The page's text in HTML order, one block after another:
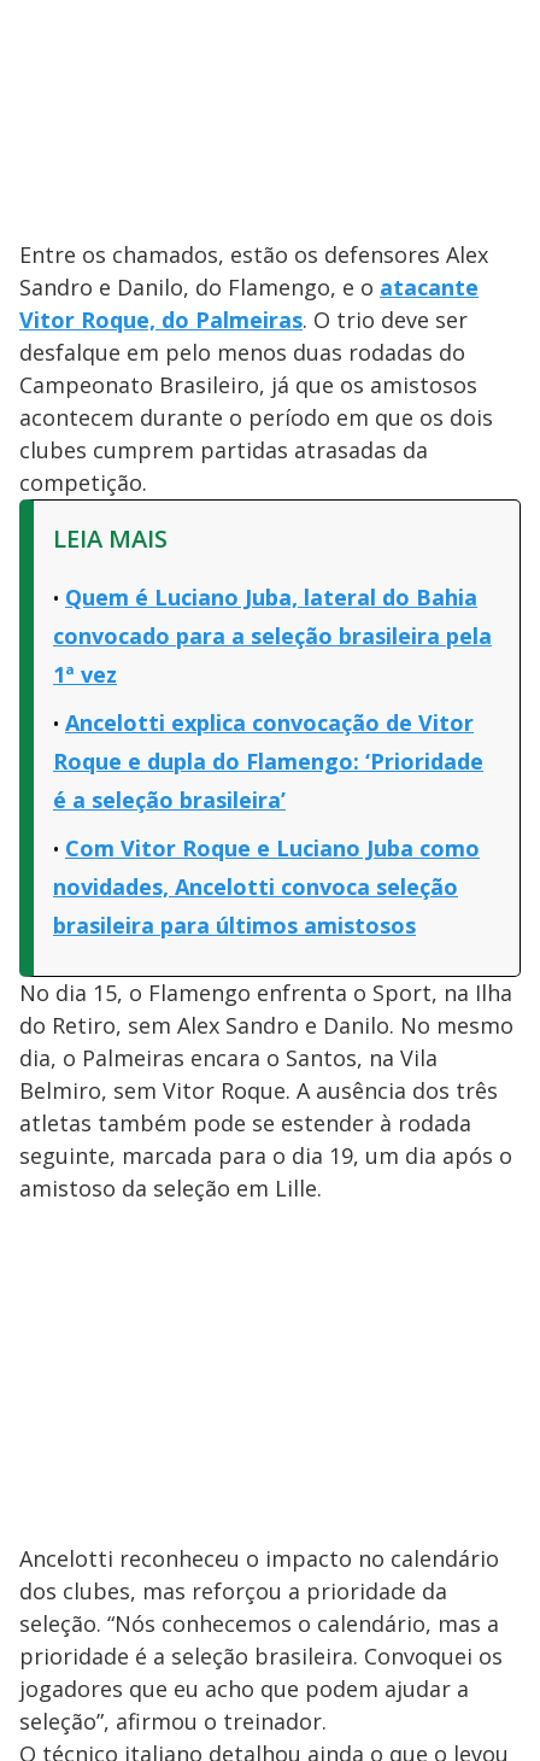
Entre os chamados, estão os defensores Alex
Sandro e Danilo, do Flamengo, e o atacante
Vitor Roque, do Palmeiras. O trio deve ser
desfalque em pelo menos duas rodadas do
Campeonato Brasileiro, já que os amistosos
acontecem durante o período em que os dois
clubes cumprem partidas atrasadas da
competição.
LEIA MAIS
Quem é Luciano Juba, lateral do Bahia
convocado para a seleção brasileira pela
1ª vez
Ancelotti explica convocação de Vitor
Roque e dupla do Flamengo: ‘Prioridade
é a seleção brasileira’
Com Vitor Roque e Luciano Juba como
novidades, Ancelotti convoca seleção
brasileira para últimos amistosos
No dia 15, o Flamengo enfrenta o Sport, na Ilha
do Retiro, sem Alex Sandro e Danilo. No mesmo
dia, o Palmeiras encara o Santos, na Vila
Belmiro, sem Vitor Roque. A ausência dos três
atletas também pode se estender à rodada
seguinte, marcada para o dia 19, um dia após o
amistoso da seleção em Lille.
Ancelotti reconheceu o impacto no calendário
dos clubes, mas reforçou a prioridade da
seleção. “Nós conhecemos o calendário, mas a
prioridade é a seleção brasileira. Convoquei os
jogadores que eu acho que podem ajudar a
seleção”, afirmou o treinador.
O técnico italiano detalhou ainda o que o levou